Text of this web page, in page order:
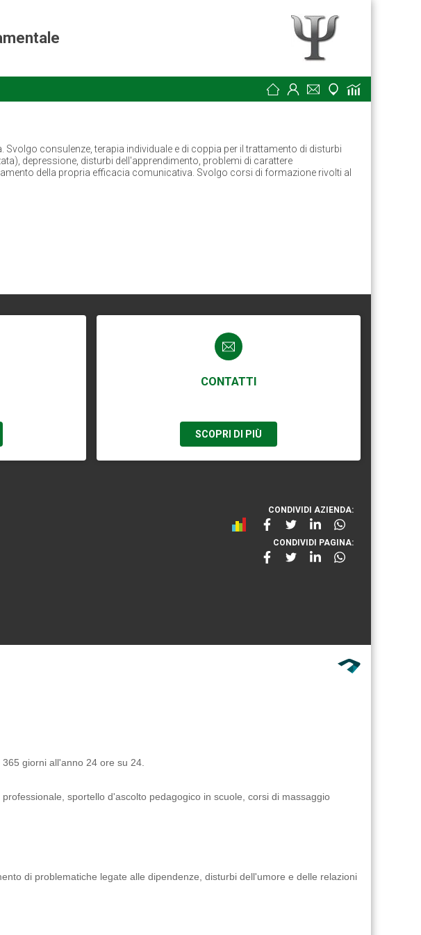
consulenze, terapia individuale e di coppia per il trattamento di disturbi
depressione, disturbi dell'apprendimento, problemi di carattere
della propria efficacia comunicativa. Svolgo corsi di formazione rivolti al
CONTATTI
SCOPRI DI PIÙ
CONDIVIDI AZIENDA:
CONDIVIDI PAGINA:
giorni all'anno 24 ore su 24.
sportello d'ascolto pedagogico in scuole, corsi di massaggio
di problematiche legate alle dipendenze, disturbi dell'umore e delle relazioni